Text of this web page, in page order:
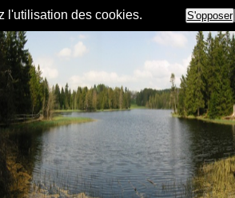
l'utilisation des cookies. S'opposer